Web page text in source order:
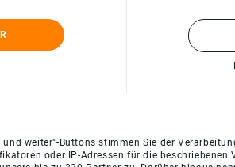
und weiter"-Buttons stimmen Sie der
oder IP-Adressen für die beschriebenen